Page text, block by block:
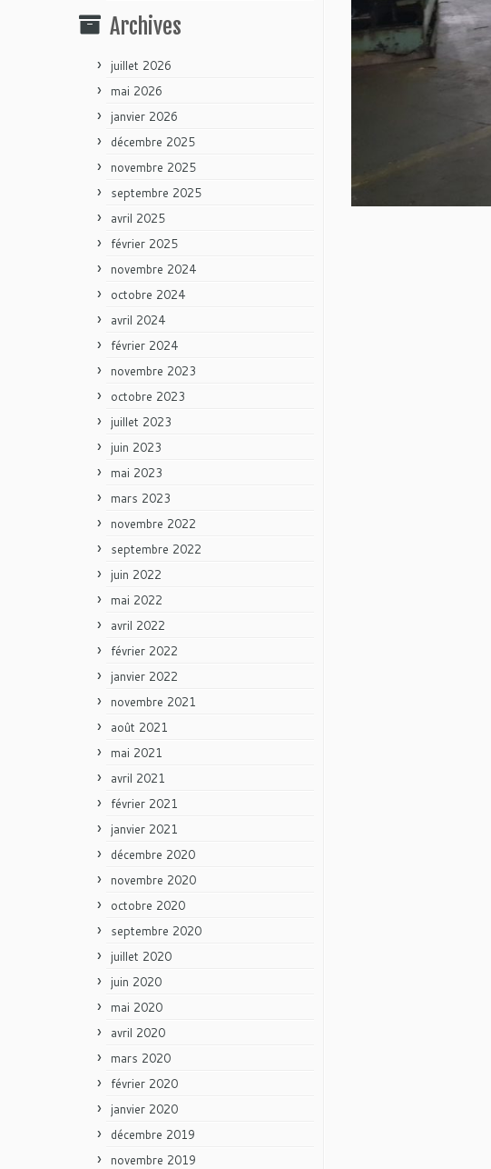
Archives
juillet 2026
mai 2026
janvier 2026
décembre 2025
novembre 2025
septembre 2025
avril 2025
février 2025
novembre 2024
octobre 2024
avril 2024
février 2024
novembre 2023
octobre 2023
juillet 2023
juin 2023
mai 2023
mars 2023
novembre 2022
septembre 2022
juin 2022
mai 2022
avril 2022
février 2022
janvier 2022
novembre 2021
août 2021
mai 2021
avril 2021
février 2021
janvier 2021
décembre 2020
novembre 2020
octobre 2020
septembre 2020
juillet 2020
juin 2020
mai 2020
avril 2020
mars 2020
février 2020
janvier 2020
décembre 2019
novembre 2019